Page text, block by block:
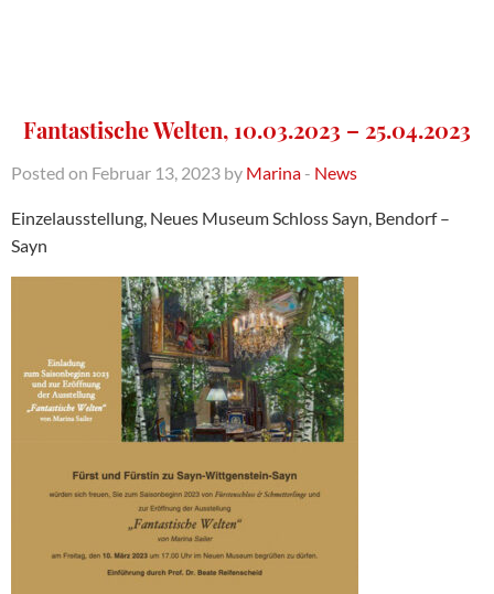
Fantastische Welten, 10.03.2023 – 25.04.2023
Posted on Februar 13, 2023 by Marina - News
Einzelausstellung, Neues Museum Schloss Sayn, Bendorf –
Sayn